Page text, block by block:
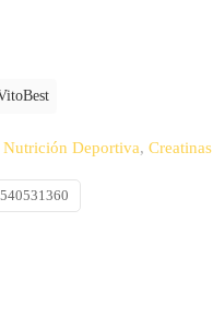
Nutrición Deportiva,Creatinas